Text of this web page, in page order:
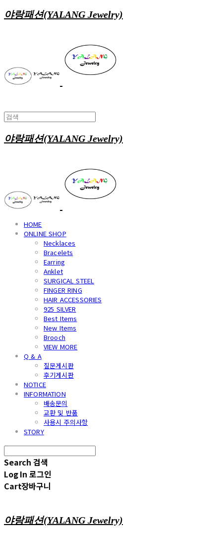
야랑패션(YALANG Jewelry)
야랑패션(YALANG Jewelry)
HOME
ONLINE SHOP
Necklaces
Bracelets
Earring
Anklet
SURGICAL STEEL
FINGER RING
HAIR ACCESSORIES
925 SILVER
Best Items
New Items
Brooch
VIEW MORE
Q & A
질문게시판
후기게시판
NOTICE
INFORMATION
배송문의
교환 및 반품
사용시 주의사항
STORY
Search 검색
Log In 로그인
Cart장바구니
야랑패션(YALANG Jewelry)